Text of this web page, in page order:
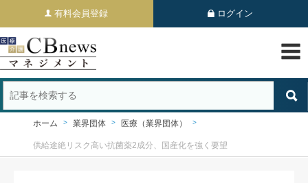
有料会員登録 ログイン
ホーム 業界団体 医療（業界団体）
供給途絶リスク高い抗菌薬2成分、国産化を強く要望